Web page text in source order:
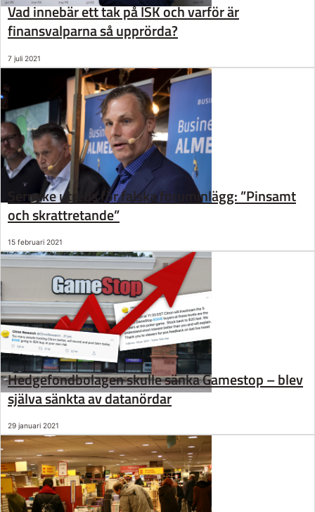
Vad innebär ett tak på ISK och varför är
finansvalparna så upprörda?
7 juli 2021
Serneke utreds för falska foruminlägg: ”Pinsamt
och skrattretande”
15 februari 2021
Hedgefondbolagen skulle sänka Gamestop – blev
själva sänkta av datanördar
29 januari 2021